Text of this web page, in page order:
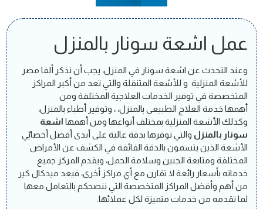
عمل اشعة سونار بالمنزل
وعند التحدث عن اشعة سونار في المنزل، يجب أن نذكر ألفا مصر
للأشعة المنزلية و للأشعة المتنقلة والتي تعد من أكبر المراكز
المتخصصة في توفير الخدمات العلاجية المختلفة ومن
أهمها خدمة العلاج الطبيعي بالمنزل، ، وتوفير أطباء بالمنزل،
وكذلك الأشعة المنزلية بمختلف أنواعها ومن أهمها اشعة
سونار بالمنزل والتي توفرها بدقة عالية على أيدى أفضل أخصاييّ
الأشعة الذين يتسمون بالدقة الفائقة في الكشف عن الأمراض
المختلفة ومتابعة الجنين وسلامة الحمل، ويقدم المركز جميع
خدماته بأسعار رائعة لا تقارن مع أي مراكز أخرى، فيعد ميدكال كير
من أهم وأفضل المراكز المتخصصة التي ننصحكم بالتعامل معها
لما تقدمه من خدمات متميزة لكل عملائها.